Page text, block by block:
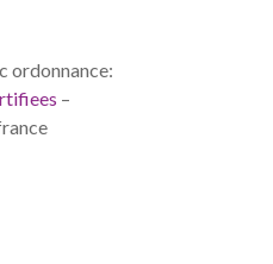
ordonnance:
–